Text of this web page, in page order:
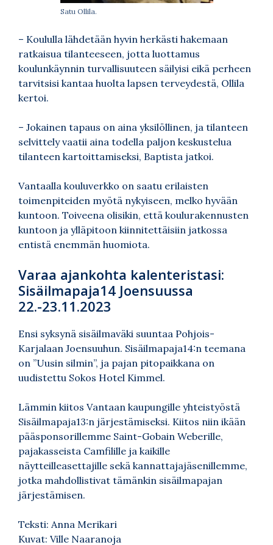
Satu Ollila.
– Koululla lähdetään hyvin herkästi hakemaan
ratkaisua tilanteeseen, jotta luottamus
koulunkäynnin turvallisuuteen säilyisi eikä perheen
tarvitsisi kantaa huolta lapsen terveydestä, Ollila
kertoi.
– Jokainen tapaus on aina yksilöllinen, ja tilanteen
selvittely vaatii aina todella paljon keskustelua
tilanteen kartoittamiseksi, Baptista jatkoi.
Vantaalla kouluverkko on saatu erilaisten
toimenpiteiden myötä nykyiseen, melko hyvään
kuntoon. Toiveena olisikin, että koulurakennusten
kuntoon ja ylläpitoon kiinnitettäisiin jatkossa
entistä enemmän huomiota.
Varaa ajankohta kalenteristasi:
Sisäilmapaja14 Joensuussa
22.-23.11.2023
Ensi syksynä sisäilmaväki suuntaa Pohjois-
Karjalaan Joensuuhun. Sisäilmapaja14:n teemana
on ”Uusin silmin”, ja pajan pitopaikkana on
uudistettu Sokos Hotel Kimmel.
Lämmin kiitos Vantaan kaupungille yhteistyöstä
Sisäilmapaja13:n järjestämiseksi. Kiitos niin ikään
pääsponsorillemme Saint-Gobain Weberille,
pajakasseista Camfilille ja kaikille
näytteilleasettajille sekä kannattajajäsenillemme,
jotka mahdollistivat tämänkin sisäilmapajan
järjestämisen.
Teksti: Anna Merikari
Kuvat: Ville Naaranoja